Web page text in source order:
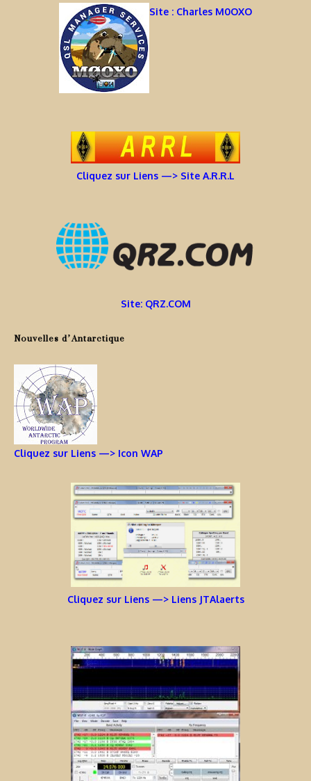
Site : Charles M0OXO
Cliquez sur Liens —> Site A.R.R.L
Site: QRZ.COM
Nouvelles d’Antarctique
Cliquez sur Liens —> Icon WAP
Cliquez sur Liens —> Liens JTAlaerts